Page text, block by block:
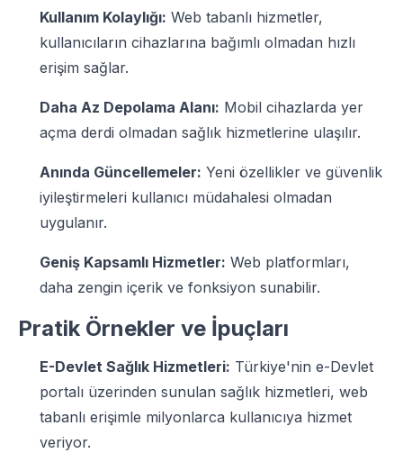
Kullanım Kolaylığı: Web tabanlı hizmetler,
kullanıcıların cihazlarına bağımlı olmadan hızlı
erişim sağlar.
Daha Az Depolama Alanı: Mobil cihazlarda yer
açma derdi olmadan sağlık hizmetlerine ulaşılır.
Anında Güncellemeler: Yeni özellikler ve güvenlik
iyileştirmeleri kullanıcı müdahalesi olmadan
uygulanır.
Geniş Kapsamlı Hizmetler: Web platformları,
daha zengin içerik ve fonksiyon sunabilir.
Pratik Örnekler ve İpuçları
E-Devlet Sağlık Hizmetleri: Türkiye'nin e-Devlet
portalı üzerinden sunulan sağlık hizmetleri, web
tabanlı erişimle milyonlarca kullanıcıya hizmet
veriyor.